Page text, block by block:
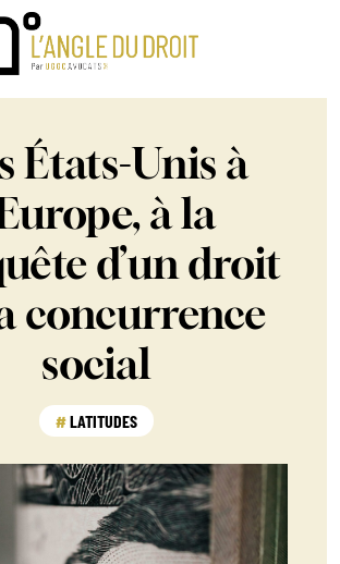
États-Unis à
à la
d’un droit
concurrence
social
LATITUDES